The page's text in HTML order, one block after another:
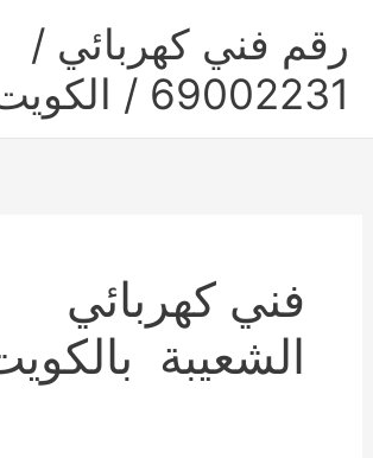
المحتوى
رقم فني كهربائي /
69002231 / الكويت
فني كهربائي
الشعيبة